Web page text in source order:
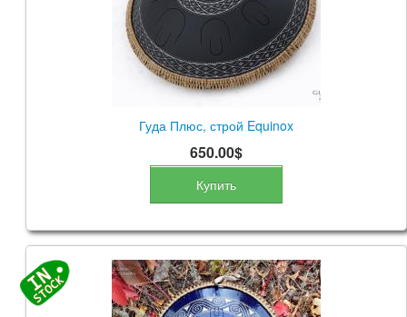
Гуда Плюс, строй Equinox
650.00$
Купить